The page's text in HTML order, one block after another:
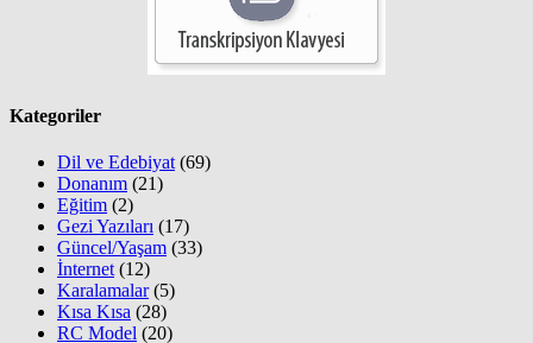
Kategoriler
Dil ve Edebiyat (69)
Donanım (21)
Eğitim (2)
Gezi Yazıları (17)
Güncel/Yaşam (33)
İnternet (12)
Karalamalar(5)
Kısa Kısa (28)
RC Model (20)